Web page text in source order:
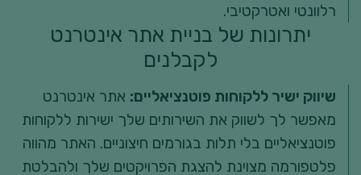
רלוונטי ואטרקטיבי.
יתרונות של בניית אתר אינטרנט
לקבלנים
שיווק ישיר ללקוחות פוטנציאליים: אתר אינטרנט
מאפשר לך לשווק את השירותים שלך ישירות ללקוחות
פוטנציאליים בלי תלות בגורמים חיצוניים. האתר מהווה
פלטפורמה מצוינת להצגת הפרויקטים שלך ולהבלטת